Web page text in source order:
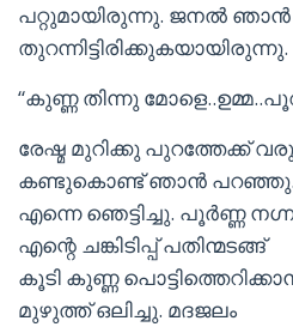
പറ്റുമായിരുന്നു. ജനല്‍ ഞാന്‍
തുറന്നിട്ടിരിക്കുകയായിരുന്നു.
“കുണ്ണ തിന്നു
രേഷ്മ മുറിക്കു പുറത്തേക്ക്
കണ്ടുകൊണ്ട് ഞാന്‍
എന്നെ ഞെട്ടിച്ചു. പൂര്‍ണ്ണ
എന്റെ ചങ്കിടിപ്പ് പതിന്മടങ്ങ്‌
കൂടി കുണ്ണ
മുഴുത്ത് ഒലിച്ചു. മദജലം